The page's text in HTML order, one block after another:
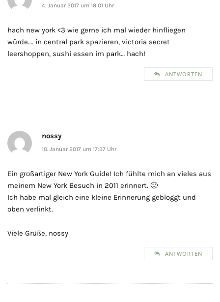
4. Januar 2017 um 19:01 Uhr
hach new york <3 wie gerne ich mal wieder hinfliegen
würde…. in central park spazieren, victoria secret
leershoppen, sushi essen im park… hach!
ANTWORTEN
nossy
10. Januar 2017 um 17:37 Uhr
Ein großartiger New York Guide! Ich fühlte mich an vieles aus
meinem New York Besuch in 2011 erinnert. 🙂
Ich habe mal gleich eine kleine Erinnerung gebloggt und
oben verlinkt.
Viele Grüße, nossy
ANTWORTEN